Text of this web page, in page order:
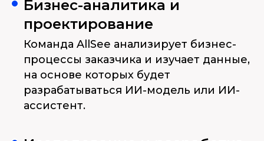
Бизнес-аналитика и
проектирование
Команда AllSee анализирует бизнес-
процессы заказчика и изучает данные,
на основе которых будет
разрабатываться ИИ-модель или ИИ-
ассистент.